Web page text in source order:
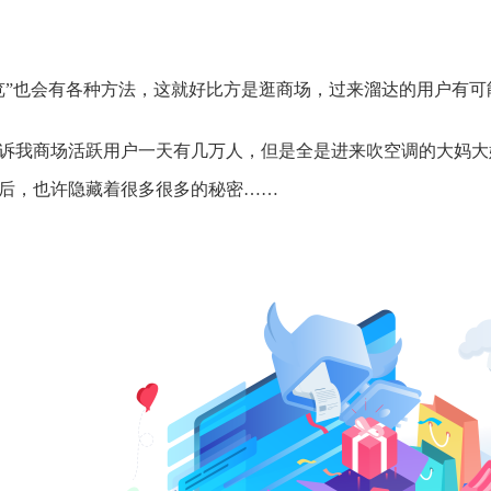
”也会有各种方法，这就好比方是逛商场，过来溜达的用户有
我商场活跃用户一天有几万人，但是全是进来吹空调的大妈
，也许隐藏着很多很多的秘密……